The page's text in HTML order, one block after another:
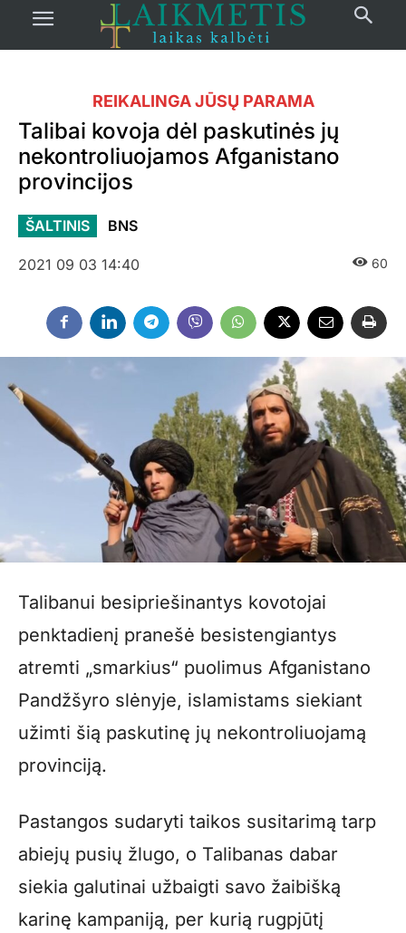
REIKALINGA JŪSŲ PARAMA
Talibai kovoja dėl paskutinės jų
nekontroliuojamos Afganistano
provincijos
ŠALTINIS BNS
2021 09 03 14:40 60
Talibanui besipriešinantys kovotojai
penktadienį pranešė besistengiantys
atremti „smarkius“ puolimus Afganistano
Pandžšyro slėnyje, islamistams siekiant
užimti šią paskutinę jų nekontroliuojamą
provinciją.
Pastangos sudaryti taikos susitarimą tarp
abiejų pusių žlugo, o Talibanas dabar
siekia galutinai užbaigti savo žaibišką
karinę kampaniją, per kurią rugpjūtį